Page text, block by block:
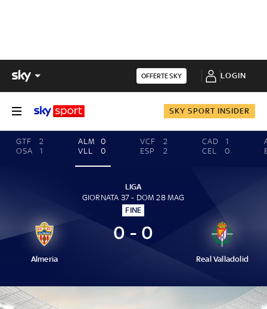
OFFERTE SKY LOGIN
SKY SPORT INSIDER
GTF
2
OSA
1
ALM
0
VLL
0
VCF
2
ESP
2
CAD
1
CEL
0
LIGA
GIORNATA 37 - DOM 28 MAG
FINE
Almeria
0 - 0
Real Valladolid